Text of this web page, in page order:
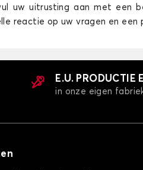
Kofferbakmatten
uw uitrusting aan met een
reactie op uw vragen en
E.U. PRODUCTIE
in onze eigen